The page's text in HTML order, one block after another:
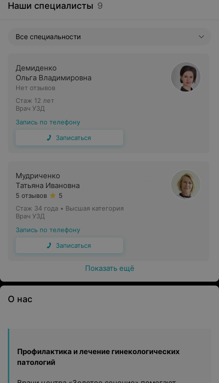
Наши специалисты 9
Все специальности
Демиденко
Ольга Владимировна
Нет отзывов
Стаж 12 лет
Врач УЗД
Запись по телефону
Записаться
Мудриченко
Татьяна Ивановна
5 отзывов
5
Стаж 34 года • Высшая категория
Врач УЗД
Запись по телефону
Записаться
Показать ещё
О нас
Профилактика и лечение гинекологических
патологий